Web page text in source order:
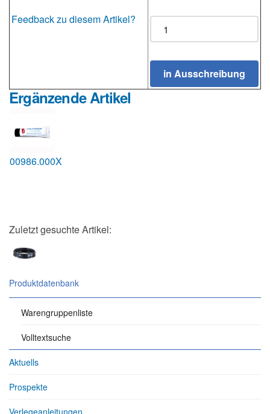
Feedback zu diesem Artikel?
Ergänzende Artikel
00986.000X
Zuletzt gesuchte Artikel:
Produktdatenbank
Warengruppenliste
Volltextsuche
Aktuells
Prospekte
Verlegeanleitungen